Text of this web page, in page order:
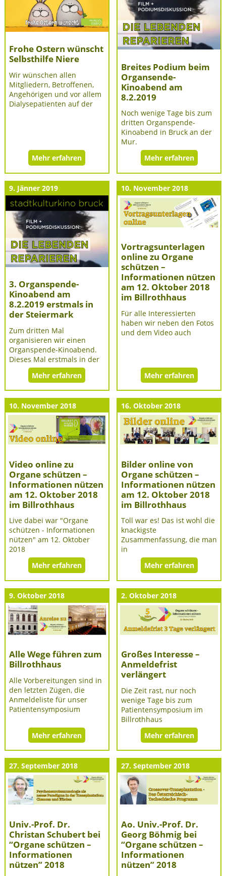
Frohe Ostern wünscht
Selbsthilfe Niere
Wir wünschen allen
Mitgliedern, Betroffenen,
Angehörigen und vor allem
Dialysepatienten auf der
Mehr erfahren
Breites Podium beim
Organsende-
Kinoabend am
8.2.2019
Noch wenige Tage bis zum
dritten Organspende-
Kinoabend in Bruck an der
Mur.
Mehr erfahren
9. Jänner 2019
3. Organspende-
Kinoabend am
8.2.2019 erstmals in
der Steiermark
Zum dritten Mal
organisieren wir einen
Organspende-Kinoabend.
Dieses Mal erstmals in der
Mehr erfahren
10. November 2018
Vortragsunterlagen
online zu Organe
schützen –
Informationen nützen
am 12. Oktober 2018
im Billrothhaus
Für alle Interessierten
haben wir neben den Fotos
und dem Video auch
Mehr erfahren
10. November 2018
Video online zu
Organe schützen –
Informationen nützen
am 12. Oktober 2018
im Billrothhaus
Live dabei war "Organe
schützen - Informationen
nützen" am 12. Oktober
2018
Mehr erfahren
16. Oktober 2018
Bilder online von
Organe schützen –
Informationen nützen
am 12. Oktober 2018
im Billrothhaus
Toll war es! Das ist wohl die
knackigste
Zusammenfassung, die man
in
Mehr erfahren
9. Oktober 2018
Alle Wege führen zum
Billrothhaus
Alle Vorbereitungen sind in
den letzten Zügen, die
Anmeldeliste für unser
Patientensymposium
Mehr erfahren
2. Oktober 2018
Großes Interesse –
Anmeldefrist
verlängert
Die Zeit rast, nur noch
wenige Tage bis zum
Patientensymposium im
Billrothhaus
Mehr erfahren
27. September 2018
Univ.-Prof. Dr.
Christan Schubert bei
“Organe schützen –
Informationen
nützen” 2018
27. September 2018
Ao. Univ.-Prof. Dr.
Georg Böhmig bei
“Organe schützen –
Informationen
nützen” 2018